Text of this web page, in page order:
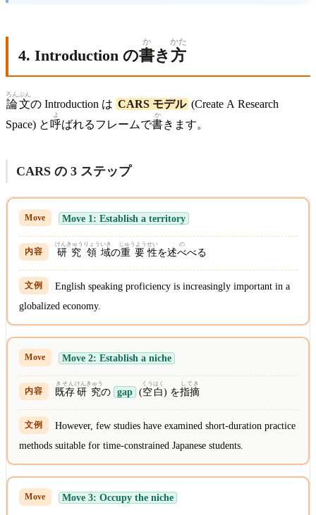
4. Introduction の書
か
き方
かた
論文
ろんぶん
の Introduction は CARS モデル (Create A Research
Space) と 呼
よ
ばれるフレームで書
か
きます。
CARS の 3 ステップ
Move 1: Establish a territory
研究
けんきゅう
領
りょう
域
いき
の重要
じゅうよう
性
せい
を述べ
の
べる
English speaking proficiency is increasingly important in a
globalized economy.
Move 2: Establish a niche
既存
きそん
研究
けんきゅう
の gap (空白
くうはく
) を指摘
してき
However, few studies have examined short-duration practice
methods suitable for time-constrained Japanese students.
Move 3: Occupy the niche